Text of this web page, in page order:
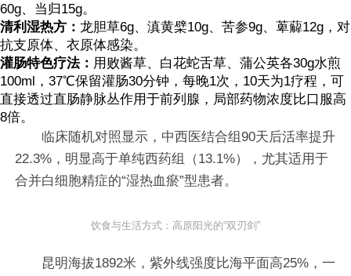
60g、当归15g。
清利湿热方： 龙胆草6g、滇黄檗10g、苦参9g、萆薢12g，对
抗支原体、衣原体感染。
灌肠特色疗法： 用败酱草、白花蛇舌草、蒲公英各30g水煎
100ml，37℃保留灌肠30分钟，每晚1次，10天为1疗程，可
直接透过直肠静脉丛作用于前列腺，局部药物浓度比口服高
8倍。
临床随机对照显示，中西医结合组90天后活率提升
22.3%，明显高于单纯西药组（13.1%），尤其适用于
合并白细胞精症的“湿热血瘀”型患者。
饮食与生活方式：高原阳光的“双刃剑”
昆明海拔1892米，紫外线强度比海平面高25%，一